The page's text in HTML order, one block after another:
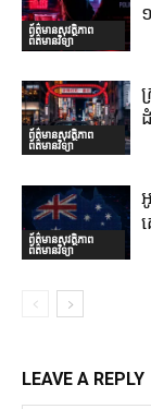
ព័ត៌មានសុវត្ថិភាព
ព័ត៌មានវិទ្យា
ព័ត៌មានសុវត្ថិភាព
ព័ត៌មានវិទ្យា
ព័ត៌មានសុវត្ថិភាព
ព័ត៌មានវិទ្យា
LEAVE A REPLY